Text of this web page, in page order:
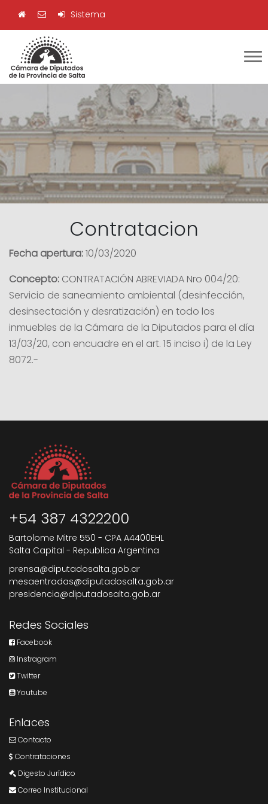
Sistema
Contratacion
Fecha apertura:10/03/2020
Concepto: CONTRATACIÓN ABREVIADA Nro 004/20:
Servicio de saneamiento ambiental (desinfección,
desinsectación y desratización) en todo los
inmuebles de la Cámara de la Diputados para el día
13/03/20, con encuadre en el art. 15 inciso i) de la Ley
8072.-
+54 387 4322200
Bartolome Mitre 550 - CPA A4400EHL
Salta Capital - Republica Argentina
prensa@diputadosalta.gob.ar
mesaentradas@diputadosalta.gob.ar
presidencia@diputadosalta.gob.ar
Redes Sociales
Facebook
Instragram
Twitter
Youtube
Enlaces
Contacto
Contrataciones
Digesto Jurídico
Correo Institucional